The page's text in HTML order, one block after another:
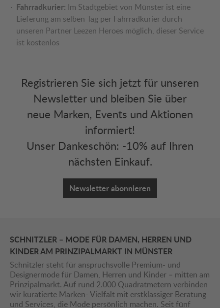
Fahrradkurier: Im Stadtgebiet von Münster ist eine
Lieferung am selben Tag per Fahrradkurier durch
unseren Partner Leezen Heroes möglich, dieser Service
ist kostenlos
Registrieren Sie sich jetzt für unseren
Newsletter und bleiben Sie über
neue Marken, Events und Aktionen
informiert!
Unser Dankeschön: -10% auf Ihren
nächsten Einkauf.
Newsletter abonnieren
SCHNITZLER – MODE FÜR DAMEN, HERREN UND
KINDER AM PRINZIPALMARKT IN MÜNSTER
Schnitzler steht für anspruchsvolle Premium- und
Designermode für Damen, Herren und Kinder – mitten am
Prinzipalmarkt. Auf rund 2.000 Quadratmetern verbinden
wir kuratierte Marken- Vielfalt mit erstklassiger Beratung
und Services, die Mode persönlich machen. Seit fünf